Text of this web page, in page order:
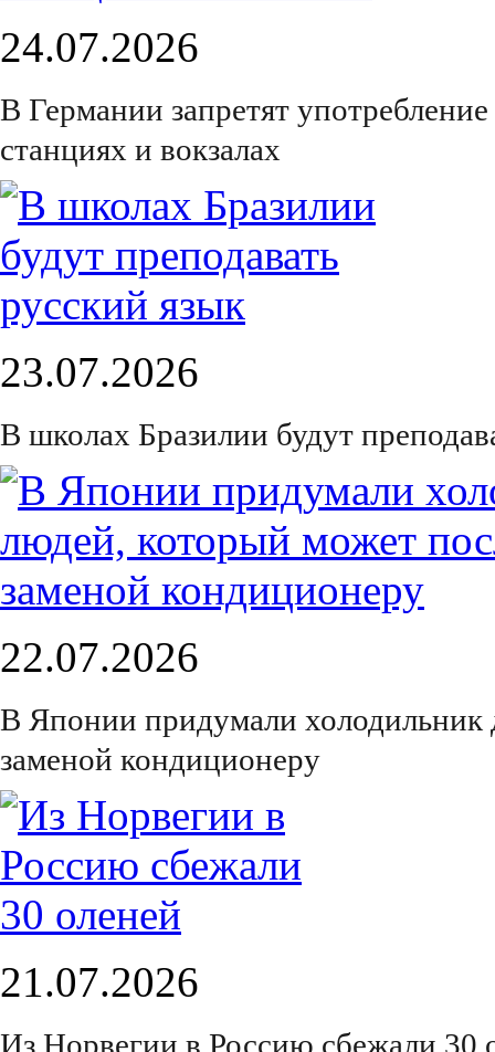
24.07.2026
В Германии запретят
станциях и вокзалах
23.07.2026
В школах Бразилии будут
22.07.2026
В Японии придумали
заменой кондиционеру
21.07.2026
Из Норвегии в Россию сбежали 30